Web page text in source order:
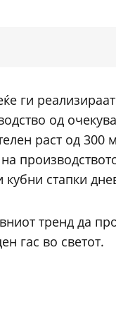
ги
од
раст од 300
стапки
тренд да
гас во светот.